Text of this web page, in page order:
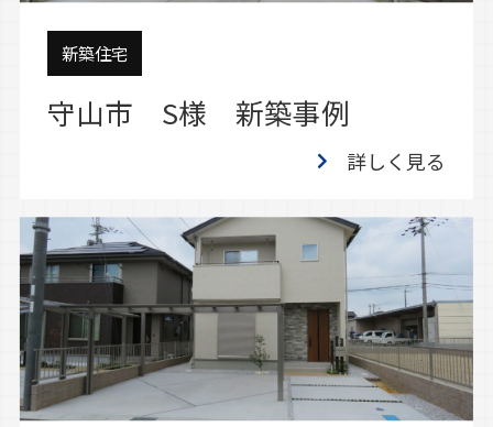
新築住宅
守山市 S様 新築事例
詳しく見る